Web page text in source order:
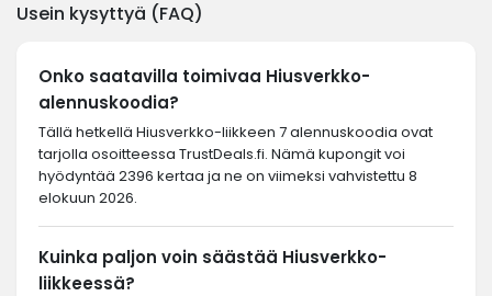
Usein kysyttyä (FAQ)
Onko saatavilla toimivaa Hiusverkko-
alennuskoodia?
Tällä hetkellä Hiusverkko-liikkeen 7 alennuskoodia ovat
tarjolla osoitteessa TrustDeals.fi. Nämä kupongit voi
hyödyntää 2396 kertaa ja ne on viimeksi vahvistettu 8
elokuun 2026.
Kuinka paljon voin säästää Hiusverkko-
liikkeessä?